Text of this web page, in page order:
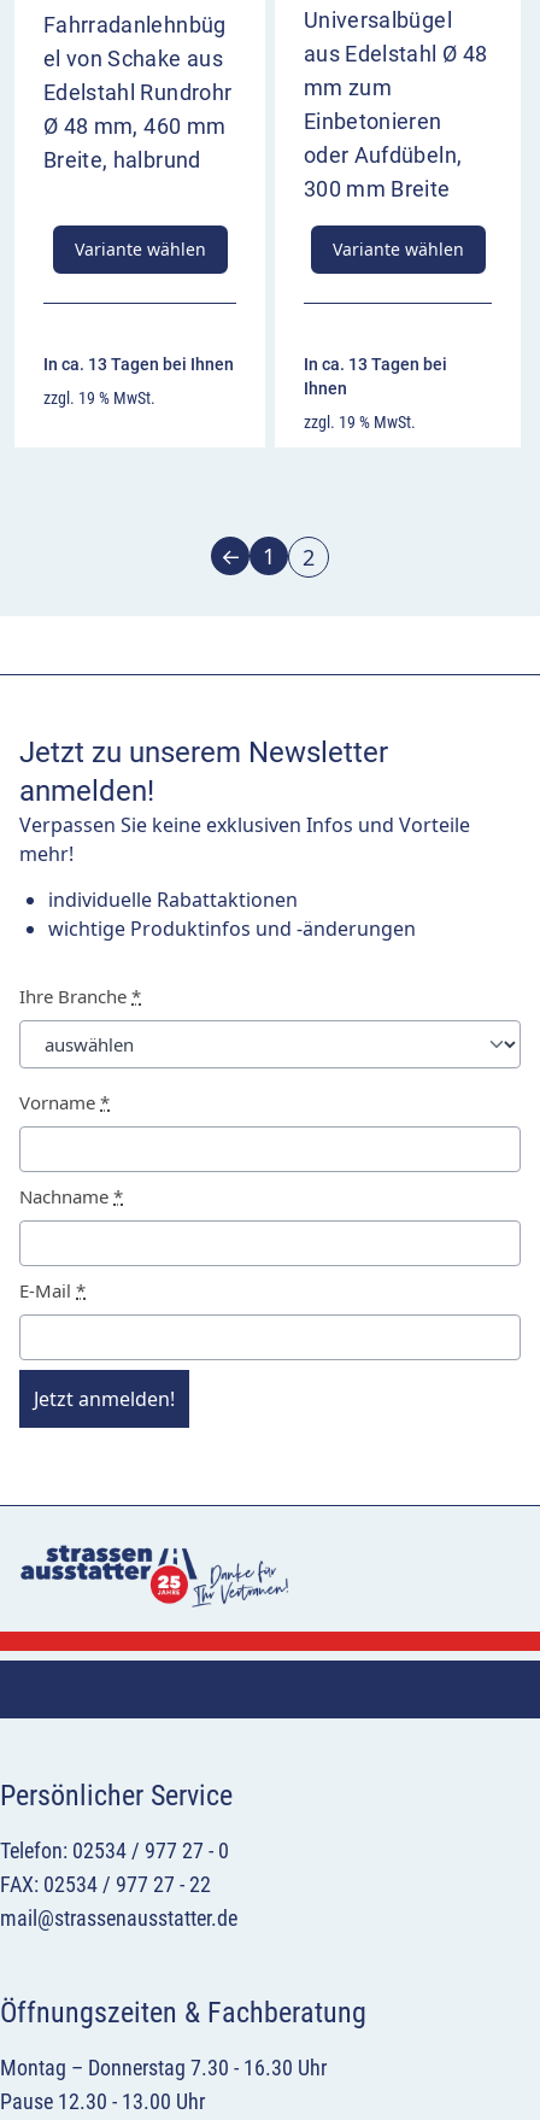
Fahrradanlehnbüg
el von Schake aus
Edelstahl Rundrohr
Ø 48 mm, 460 mm
Breite, halbrund
Variante wählen
In ca. 13 Tagen bei Ihnen
zzgl. 19 % MwSt.
Universalbügel
aus Edelstahl Ø 48
mm zum
Einbetonieren
oder Aufdübeln,
300 mm Breite
Variante wählen
In ca. 13 Tagen bei
Ihnen
zzgl. 19 % MwSt.
← 1 2
Jetzt zu unserem Newsletter
anmelden!
Verpassen Sie keine exklusiven Infos und Vorteile
mehr!
individuelle Rabattaktionen
wichtige Produktinfos und -änderungen
Ihre Branche *
Vorname *
Nachname *
E-Mail *
Jetzt anmelden!
Persönlicher Service
Telefon: 02534 / 977 27 - 0
FAX: 02534 / 977 27 - 22
mail@strassenausstatter.de
Öffnungszeiten & Fachberatung
Montag – Donnerstag 7.30 - 16.30 Uhr
Pause 12.30 - 13.00 Uhr